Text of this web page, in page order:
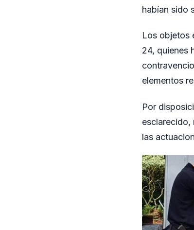
habían sido
Los objetos
24, quienes
elementos
Por
esclarecido,
las